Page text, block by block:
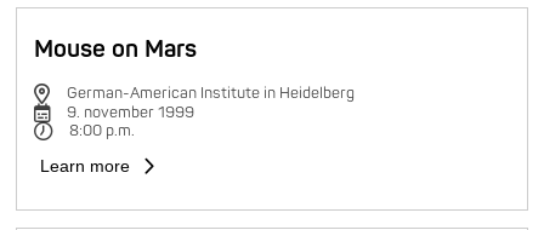
Mouse on Mars
German-American Institute in Heidelberg
9. november 1999
8:00 p.m.
Learn more